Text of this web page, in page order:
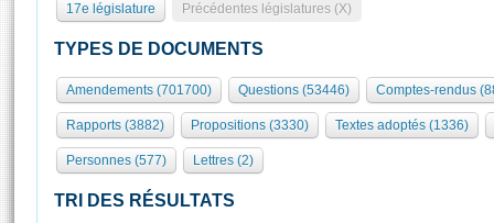
Présidence
577 députés
Groupes politiques
Élections législatives
Séance publique
Commissions et autres organes
Europe et International
Contrôle et évaluation
Congrès
Pétitions
Rôle et pouvoirs de l'Assemblée
Organisation de l'Assemblée
Présidence Conférence des Présidents Bureau Collège des
Statistiques et chiffres clés
Visiter l'Assemblée
Visite virtuelle du palais Bourbon
Assister à une séance
Accès des chercheurs à l’Assemblée
Les évènements
17e législature Précédentes législatures (X)
TYPES DE DOCUMENTS
Amendements (701700) Questions (53446) Comptes-rendus
Rapports (3882) Propositions (3330) Textes adoptés (1336)
Personnes (577) Lettres (2)
TRI DES RÉSULTATS